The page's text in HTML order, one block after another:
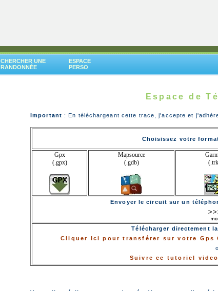
CHERCHER UNE
RANDONNÉE
ESPACE
PERSO
Espace de
Important : En téléchargeant cette trace, j'accepte et
Choisissez votre
Gpx
(.gpx)
Mapsource
(.gdb)
Envoyer le circuit sur un
Télécharger directement
Cliquer Ici pour transférer sur votre Gps
Suivre ce tutoriel